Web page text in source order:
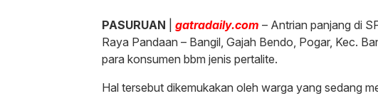
PASURUAN gatradaily.com – Antrian panjang di
Raya Pandaan – Bangil, Gajah Bendo, Pogar, Kec.
para konsumen bbm jenis pertalite.
Hal tersebut dikemukakan oleh warga yang sedang